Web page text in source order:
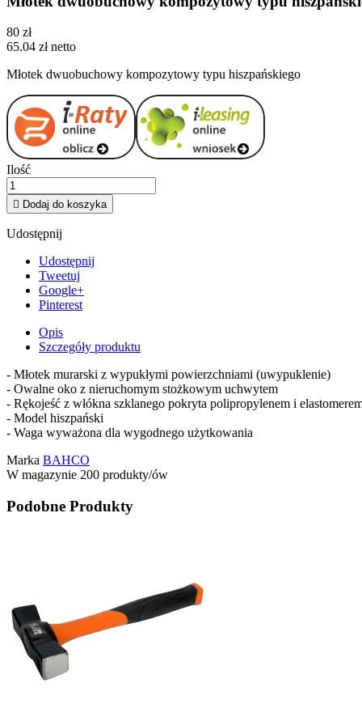
80 zł
65.04 zł netto
Młotek dwuobuchowy kompozytowy typu hiszpańskiego
Ilość
 Dodaj do koszyka
Udostępnij
Udostępnij
Tweetuj
Google+
Pinterest
Opis
Szczegóły produktu
- Młotek murarski z wypukłymi powierzchniami (uwypuklenie)
- Owalne oko z nieruchomym stożkowym uchwytem
- Rękojeść z włókna szklanego pokryta polipropylenem i
- Model hiszpański
- Waga wyważona dla wygodnego użytkowania
Marka BAHCO
W magazynie 200 produkty/ów
Podobne Produkty